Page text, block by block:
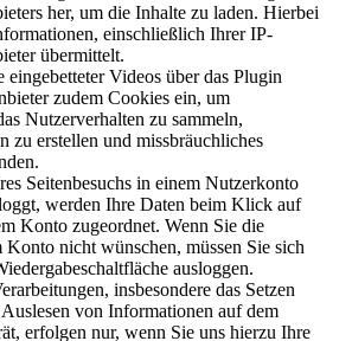
her, um die Inhalte zu laden. Hierbei
einschließlich Ihrer IP-
übermittelt.
eingebetteter Videos über das Plugin
zudem Cookies ein, um
Nutzerverhalten zu sammeln,
zu erstellen und missbräuchliches
Seitenbesuchs in einem Nutzerkonto
werden Ihre Daten beim Klick auf
Konto zugeordnet. Wenn Sie die
nicht wünschen, müssen Sie sich
ausloggen.
insbesondere das Setzen
von Informationen auf dem
erfolgen nur, wenn Sie uns hierzu Ihre